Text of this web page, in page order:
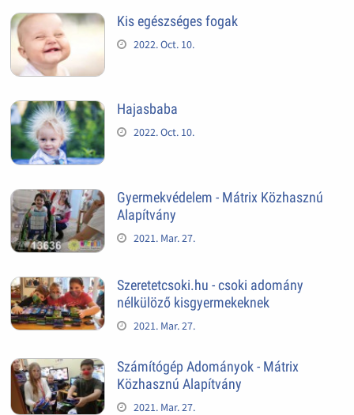
Kis egészséges fogak
2022. Oct. 10.
Hajasbaba
2022. Oct. 10.
Gyermekvédelem - Mátrix Közhasznú
Alapítvány
2021. Mar. 27.
Szeretetcsoki.hu - csoki adomány
nélkülöző kisgyermekeknek
2021. Mar. 27.
Számítógép Adományok - Mátrix
Közhasznú Alapítvány
2021. Mar. 27.